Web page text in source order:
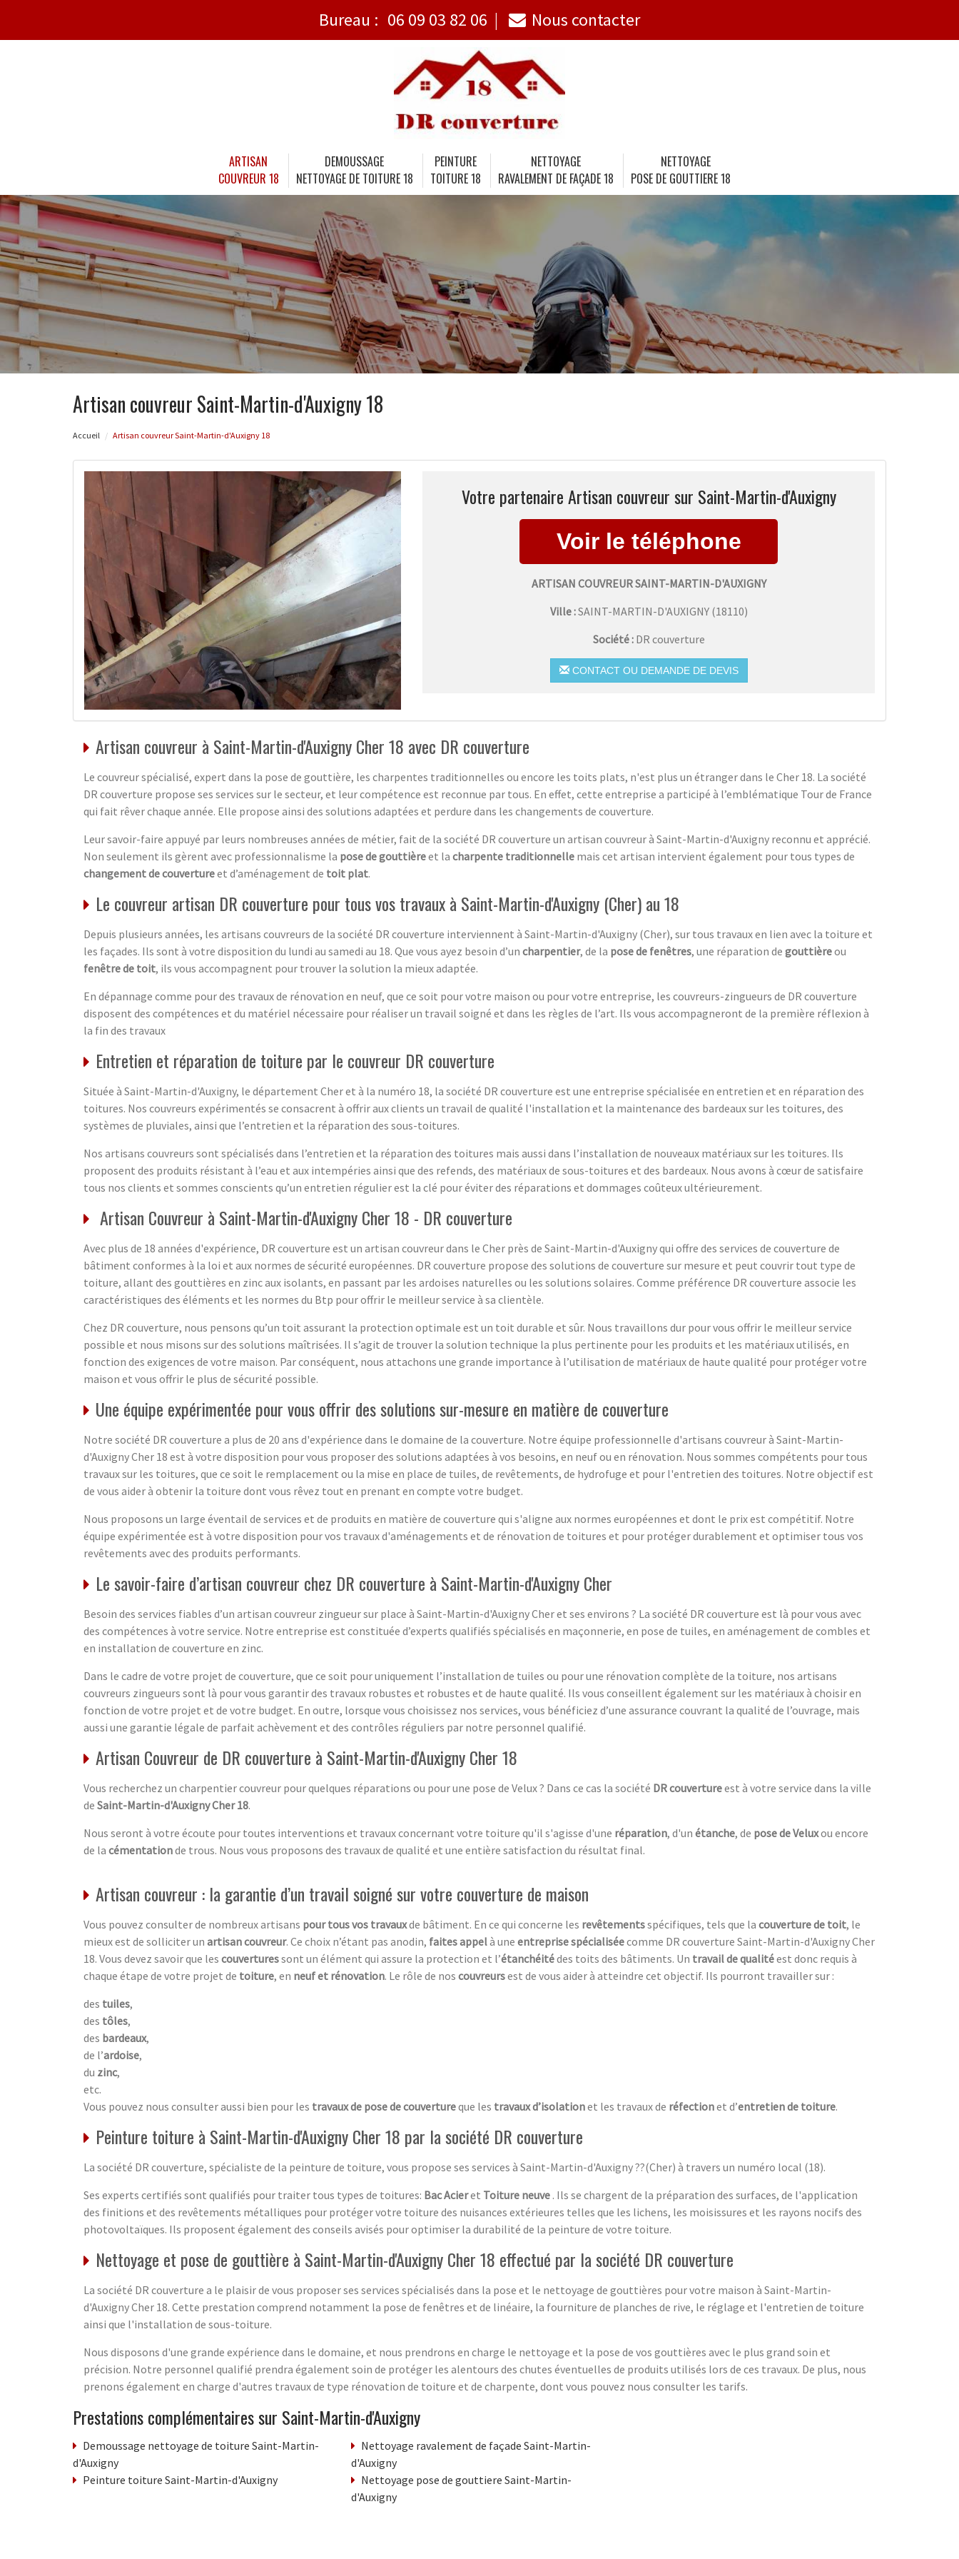
Bureau : 06 09 03 82 06 Nous contacter
ARTISAN
COUVREUR 18
DEMOUSSAGE
NETTOYAGE DE TOITURE 18
PEINTURE
TOITURE 18
NETTOYAGE
RAVALEMENT DE FAÇADE 18
NETTOYAGE
POSE DE GOUTTIERE 18
Artisan couvreur Saint-Martin-d'Auxigny 18
Accueil Artisan couvreur Saint-Martin-d'Auxigny 18
Votre partenaire Artisan couvreur sur Saint-Martin-d'Auxigny
ARTISAN COUVREUR SAINT-MARTIN-D'AUXIGNY
Ville :SAINT-MARTIN-D'AUXIGNY(18110)
Société : DR couverture
CONTACT OU DEMANDE DE DEVIS
Artisan couvreur à Saint-Martin-d'Auxigny Cher 18 avec DR couverture
Le couvreur spécialisé, expert dans la pose de gouttière, les charpentes traditionnelles ou encore les toits plats, n'est plus un étranger dans le Cher 18. La société
DR couverture propose ses services sur le secteur, et leur compétence est reconnue par tous. En effet, cette entreprise a participé à l’emblématique Tour de France
qui fait rêver chaque année. Elle propose ainsi des solutions adaptées et perdure dans les changements de couverture.
Leur savoir-faire appuyé par leurs nombreuses années de métier, fait de la société DR couverture un artisan couvreur à Saint-Martin-d'Auxigny reconnu et apprécié.
Non seulement ils gèrent avec professionnalisme la pose de gouttièreet la charpente traditionnelle mais cet artisan intervient également pour tous types de
changement de couvertureet d’aménagement de toit plat.
Le couvreur artisan DR couverture pour tous vos travaux à Saint-Martin-d'Auxigny (Cher) au 18
Depuis plusieurs années, les artisans couvreurs de la société DR couverture interviennent à Saint-Martin-d'Auxigny (Cher), sur tous travaux en lien avec la toiture et
les façades. Ils sont à votre disposition du lundi au samedi au 18. Que vous ayez besoin d’un charpentier, de la pose de fenêtres, une réparation de gouttièreou
fenêtre de toit, ils vous accompagnent pour trouver la solution la mieux adaptée.
En dépannage comme pour des travaux de rénovation en neuf, que ce soit pour votre maison ou pour votre entreprise, les couvreurs-zingueurs de DR couverture
disposent des compétences et du matériel nécessaire pour réaliser un travail soigné et dans les règles de l’art. Ils vous accompagneront de la première réflexion à
la fin des travaux
Entretien et réparation de toiture par le couvreur DR couverture
Située à Saint-Martin-d'Auxigny, le département Cher et à la numéro 18, la société DR couverture est une entreprise spécialisée en entretien et en réparation des
toitures. Nos couvreurs expérimentés se consacrent à offrir aux clients un travail de qualité l'installation et la maintenance des bardeaux sur les toitures, des
systèmes de pluviales, ainsi que l’entretien et la réparation des sous-toitures.
Nos artisans couvreurs sont spécialisés dans l’entretien et la réparation des toitures mais aussi dans l’installation de nouveaux matériaux sur les toitures. Ils
proposent des produits résistant à l’eau et aux intempéries ainsi que des refends, des matériaux de sous-toitures et des bardeaux. Nous avons à cœur de satisfaire
tous nos clients et sommes conscients qu’un entretien régulier est la clé pour éviter des réparations et dommages coûteux ultérieurement.
Artisan Couvreur à Saint-Martin-d'Auxigny Cher 18 - DR couverture
Avec plus de 18 années d'expérience, DR couverture est un artisan couvreur dans le Cher près de Saint-Martin-d'Auxigny qui offre des services de couverture de
bâtiment conformes à la loi et aux normes de sécurité européennes. DR couverture propose des solutions de couverture sur mesure et peut couvrir tout type de
toiture, allant des gouttières en zinc aux isolants, en passant par les ardoises naturelles ou les solutions solaires. Comme préférence DR couverture associe les
caractéristiques des éléments et les normes du Btp pour offrir le meilleur service à sa clientèle.
Chez DR couverture, nous pensons qu’un toit assurant la protection optimale est un toit durable et sûr. Nous travaillons dur pour vous offrir le meilleur service
possible et nous misons sur des solutions maîtrisées. Il s’agit de trouver la solution technique la plus pertinente pour les produits et les matériaux utilisés, en
fonction des exigences de votre maison. Par conséquent, nous attachons une grande importance à l’utilisation de matériaux de haute qualité pour protéger votre
maison et vous offrir le plus de sécurité possible.
Une équipe expérimentée pour vous offrir des solutions sur-mesure en matière de couverture
Notre société DR couverture a plus de 20 ans d'expérience dans le domaine de la couverture. Notre équipe professionnelle d'artisans couvreur à Saint-Martin-
d'Auxigny Cher 18 est à votre disposition pour vous proposer des solutions adaptées à vos besoins, en neuf ou en rénovation. Nous sommes compétents pour tous
travaux sur les toitures, que ce soit le remplacement ou la mise en place de tuiles, de revêtements, de hydrofuge et pour l'entretien des toitures. Notre objectif est
de vous aider à obtenir la toiture dont vous rêvez tout en prenant en compte votre budget.
Nous proposons un large éventail de services et de produits en matière de couverture qui s'aligne aux normes européennes et dont le prix est compétitif. Notre
équipe expérimentée est à votre disposition pour vos travaux d'aménagements et de rénovation de toitures et pour protéger durablement et optimiser tous vos
revêtements avec des produits performants.
Le savoir-faire d’artisan couvreur chez DR couverture à Saint-Martin-d'Auxigny Cher
Besoin des services fiables d’un artisan couvreur zingueur sur place à Saint-Martin-d'Auxigny Cher et ses environs ? La société DR couverture est là pour vous avec
des compétences à votre service. Notre entreprise est constituée d’experts qualifiés spécialisés en maçonnerie, en pose de tuiles, en aménagement de combles et
en installation de couverture en zinc.
Dans le cadre de votre projet de couverture, que ce soit pour uniquement l’installation de tuiles ou pour une rénovation complète de la toiture, nos artisans
couvreurs zingueurs sont là pour vous garantir des travaux robustes et robustes et de haute qualité. Ils vous conseillent également sur les matériaux à choisir en
fonction de votre projet et de votre budget. En outre, lorsque vous choisissez nos services, vous bénéficiez d’une assurance couvrant la qualité de l’ouvrage, mais
aussi une garantie légale de parfait achèvement et des contrôles réguliers par notre personnel qualifié.
Artisan Couvreur de DR couverture à Saint-Martin-d'Auxigny Cher 18
Vous recherchez un charpentier couvreur pour quelques réparations ou pour une pose de Velux ? Dans ce cas la société DR couvertureest à votre service dans la ville
de Saint-Martin-d'Auxigny Cher 18.
Nous seront à votre écoute pour toutes interventions et travaux concernant votre toiture qu'il s'agisse d'une réparation, d'un étanche, de pose de Veluxou encore
de la cémentationde trous. Nous vous proposons des travaux de qualité et une entière satisfaction du résultat final.
Artisan couvreur : la garantie d’un travail soigné sur votre couverture de maison
Vous pouvez consulter de nombreux artisans pour tous vos travauxde bâtiment. En ce qui concerne les revêtementsspécifiques, tels que la couverture de toit, le
mieux est de solliciter un artisan couvreur. Ce choix n’étant pas anodin, faites appelà une entreprise spécialiséecomme DR couverture Saint-Martin-d'Auxigny Cher
18. Vous devez savoir que les couverturessont un élément qui assure la protection et l’étanchéitédes toits des bâtiments. Un travail de qualitéest donc requis à
chaque étape de votre projet de toiture, en neuf et rénovation. Le rôle de nos couvreursest de vous aider à atteindre cet objectif. Ils pourront travailler sur :
des tuiles,
des tôles,
des bardeaux,
de l’ardoise,
du zinc,
etc.
Vous pouvez nous consulter aussi bien pour les travaux de pose de couvertureque les travaux d’isolationet les travaux de réfectionet d’entretien de toiture.
Peinture toiture à Saint-Martin-d'Auxigny Cher 18 par la société DR couverture
La société DR couverture, spécialiste de la peinture de toiture, vous propose ses services à Saint-Martin-d'Auxigny ??(Cher) à travers un numéro local (18).
Ses experts certifiés sont qualifiés pour traiter tous types de toitures: Bac Acieret Toiture neuve . Ils se chargent de la préparation des surfaces, de l'application
des finitions et des revêtements métalliques pour protéger votre toiture des nuisances extérieures telles que les lichens, les moisissures et les rayons nocifs des
photovoltaïques. Ils proposent également des conseils avisés pour optimiser la durabilité de la peinture de votre toiture.
Nettoyage et pose de gouttière à Saint-Martin-d'Auxigny Cher 18 effectué par la société DR couverture
La société DR couverture a le plaisir de vous proposer ses services spécialisés dans la pose et le nettoyage de gouttières pour votre maison à Saint-Martin-
d'Auxigny Cher 18. Cette prestation comprend notamment la pose de fenêtres et de linéaire, la fourniture de planches de rive, le réglage et l'entretien de toiture
ainsi que l'installation de sous-toiture.
Nous disposons d'une grande expérience dans le domaine, et nous prendrons en charge le nettoyage et la pose de vos gouttières avec le plus grand soin et
précision. Notre personnel qualifié prendra également soin de protéger les alentours des chutes éventuelles de produits utilisés lors de ces travaux. De plus, nous
prenons également en charge d'autres travaux de type rénovation de toiture et de charpente, dont vous pouvez nous consulter les tarifs.
Prestations complémentaires sur Saint-Martin-d'Auxigny
Demoussage nettoyage de toiture Saint-Martin-
d'Auxigny
Peinture toiture Saint-Martin-d'Auxigny
Nettoyage ravalement de façade Saint-Martin-
d'Auxigny
Nettoyage pose de gouttiere Saint-Martin-
d'Auxigny